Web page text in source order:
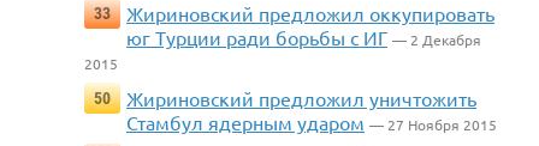
33
Жириновский предложил оккупировать
юг Турции ради борьбы с ИГ — 2 Декабря
2015
50
Жириновский предложил уничтожить
Стамбул ядерным ударом — 27 Ноября 2015